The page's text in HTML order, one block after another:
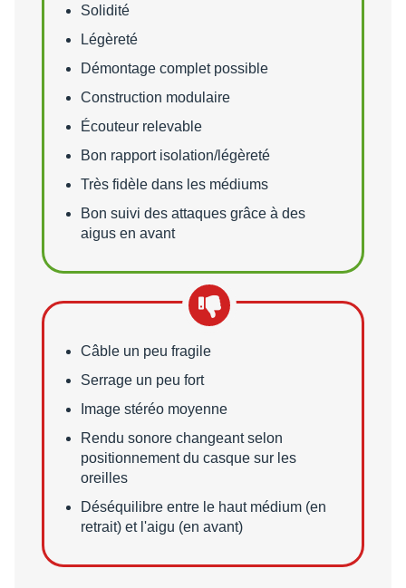
Points forts
Solidité
Légèreté
Démontage complet possible
Construction modulaire
Écouteur relevable
Bon rapport isolation/légèreté
Très fidèle dans les médiums
Bon suivi des attaques grâce à des
aigus en avant
Points faibles
Câble un peu fragile
Serrage un peu fort
Image stéréo moyenne
Rendu sonore changeant selon
positionnement du casque sur les
oreilles
Déséquilibre entre le haut médium (en
retrait) et l'aigu (en avant)